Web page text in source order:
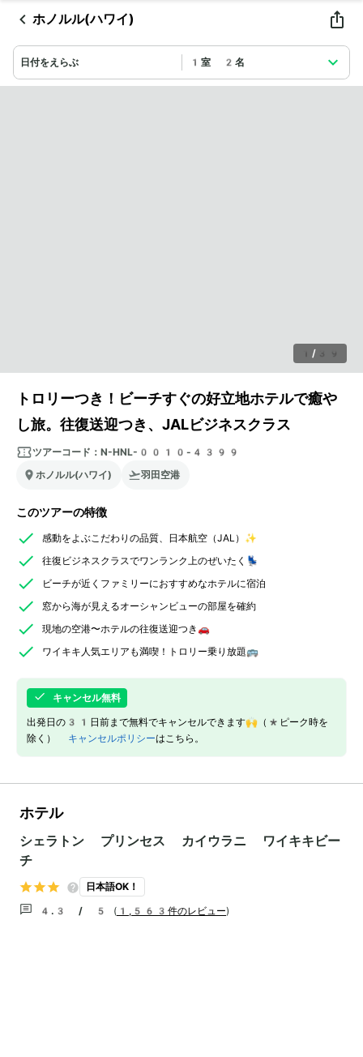
ホノルル(ハワイ)
日付をえらぶ 1室 2名
1 / 39
トロリーつき！ビーチすぐの好立地ホテルで癒や
し旅。往復送迎つき、JALビジネスクラス
ツアーコード： N-HNL-0010-4399
ホノルル(ハワイ)
羽田空港
このツアーの特徴
感動をよぶこだわりの品質、日本航空（JAL）✨
往復ビジネスクラスでワンランク上のぜいたく💺
ビーチが近くファミリーにおすすめなホテルに宿泊
窓から海が見えるオーシャンビューの部屋を確約
現地の空港〜ホテルの往復送迎つき🚗
ワイキキ人気エリアも満喫！トロリー乗り放題🚌
キャンセル無料
出発日の31日前まで無料でキャンセルできます🙌（*ピーク時を
除く） キャンセルポリシーはこちら。
ホテル
シェラトン プリンセス カイウラニ ワイキキビー
チ
日本語OK！
4.3 / 5 ( 1,563件のレビュー)